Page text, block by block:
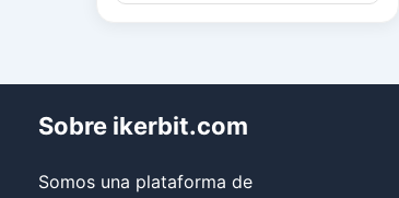
Sobre ikerbit.com
Somos una plataforma de